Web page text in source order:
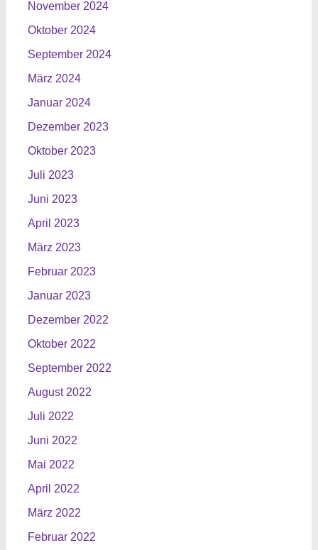
November 2024
Oktober 2024
September 2024
März 2024
Januar 2024
Dezember 2023
Oktober 2023
Juli 2023
Juni 2023
April 2023
März 2023
Februar 2023
Januar 2023
Dezember 2022
Oktober 2022
September 2022
August 2022
Juli 2022
Juni 2022
Mai 2022
April 2022
März 2022
Februar 2022